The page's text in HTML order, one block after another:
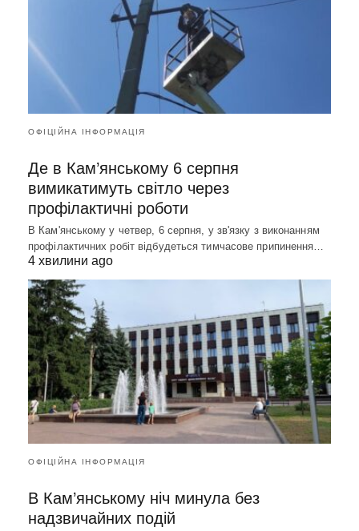
ОФІЦІЙНА ІНФОРМАЦІЯ
Де в Кам’янському 6 серпня
вимикатимуть світло через
профілактичні роботи
В Кам'янському у четвер, 6 серпня, у зв'язку з виконанням
профілактичних робіт відбудеться тимчасове припинення…
4 хвилини ago
ОФІЦІЙНА ІНФОРМАЦІЯ
В Кам’янському ніч минула без
надзвичайних подій